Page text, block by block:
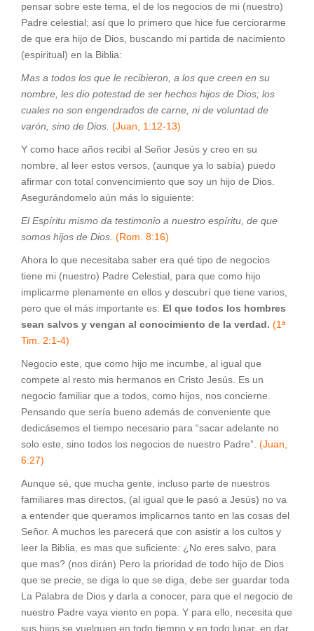
pensar sobre este tema, el de los negocios de mi (nuestro)
Padre celestial; así que lo primero que hice fue cerciorarme
de que era hijo de Dios, buscando mi partida de nacimiento
(espiritual) en la Biblia:
Mas a todos los que le recibieron, a los que creen en su
nombre, les dio potestad de ser hechos hijos de Dios; los
cuales no son engendrados de carne, ni de voluntad de
varón, sino de Dios. (Juan, 1:12-13)
Y como hace años recibí al Señor Jesús y creo en su
nombre, al leer estos versos, (aunque ya lo sabía) puedo
afirmar con total convencimiento que soy un hijo de Dios.
Asegurándomelo aún más lo siguiente:
El Espíritu mismo da testimonio a nuestro espíritu, de que
somos hijos de Dios. (Rom. 8:16)
Ahora lo que necesitaba saber era qué tipo de negocios
tiene mi (nuestro) Padre Celestial, para que como hijo
implicarme plenamente en ellos y descubrí que tiene varios,
pero que el más importante es: El que todos los hombres
sean salvos y vengan al conocimiento de la verdad. (1ª
Tim. 2:1-4)
Negocio este, que como hijo me incumbe, al igual que
compete al resto mis hermanos en Cristo Jesús. Es un
negocio familiar que a todos, como hijos, nos concierne.
Pensando que sería bueno además de conveniente que
dedicásemos el tiempo necesario para “sacar adelante no
solo este, sino todos los negocios de nuestro Padre”. (Juan,
6:27)
Aunque sé, que mucha gente, incluso parte de nuestros
familiares mas directos, (al igual que le pasó a Jesús) no va
a entender que queramos implicarnos tanto en las cosas del
Señor. A muchos les parecerá que con asistir a los cultos y
leer la Biblia, es mas que suficiente: ¿No eres salvo, para
que mas? (nos dirán) Pero la prioridad de todo hijo de Dios
que se precie, se diga lo que se diga, debe ser guardar toda
La Palabra de Dios y darla a conocer, para que el negocio de
nuestro Padre vaya viento en popa. Y para ello, necesita que
sus hijos se vuelquen en todo tiempo y en todo lugar, en dar